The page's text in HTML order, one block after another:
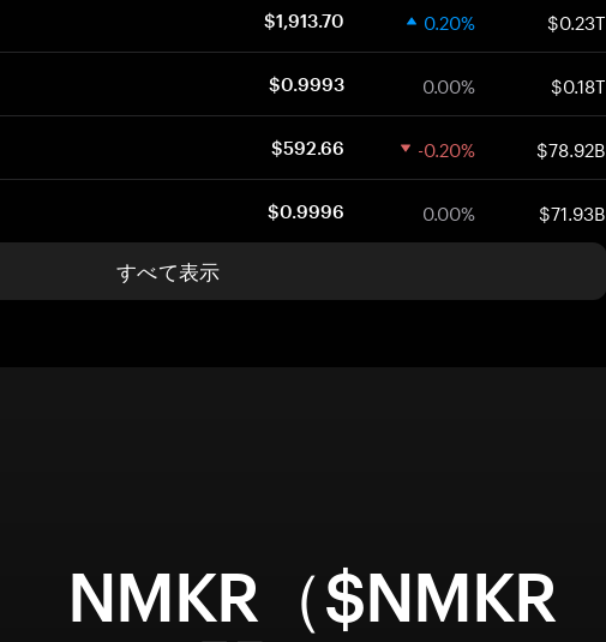
$1,913.70 0.20% $0.23T
$0.9993 0.00% $0.18T
$592.66 -0.20% $78.92B
$0.9996 0.00% $71.93B
すべて表示
NMKR（$NMKR